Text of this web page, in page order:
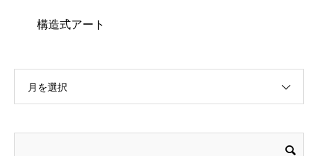
構造式アート
月を選択